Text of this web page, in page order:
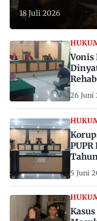
18 Juli 2026
Vonis
26 Juni
5 Juni